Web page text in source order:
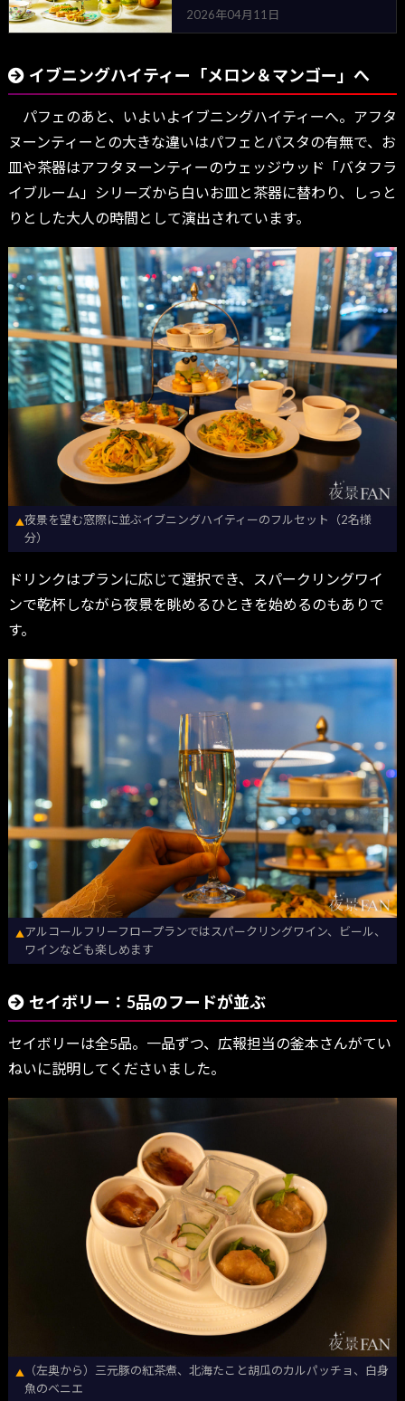
楽しむ初夏限定メロン＆マ
ンゴーの贅沢アフタヌーン
フェ登場 | 夜景FANマガジ
ン
2026年04月11日
イブニングハイティー「メロン＆マンゴー」へ
パフェのあと、いよいよイブニングハイティーへ。アフタ
ヌーンティーとの大きな違いはパフェとパスタの有無で、お
皿や茶器はアフタヌーンティーのウェッジウッド「バタフラ
イブルーム」シリーズから白いお皿と茶器に替わり、しっと
りとした大人の時間として演出されています。
▲夜景を望む窓際に並ぶイブニングハイティーのフルセット（2名様
分）
ドリンクはプランに応じて選択でき、スパークリングワイ
ンで乾杯しながら夜景を眺めるひときを始めるのもありで
す。
▲アルコールフリーフロープランではスパークリングワイン、ビール、
ワインなども楽しめます
セイボリー：5品のフードが並ぶ
セイボリーは全5品。一品ずつ、広報担当の釜本さんがてい
ねいに説明してくださいました。
▲
（左奥から）三元豚の紅茶煮、北海たこと胡瓜のカルパッチョ、白身
魚のベニエ